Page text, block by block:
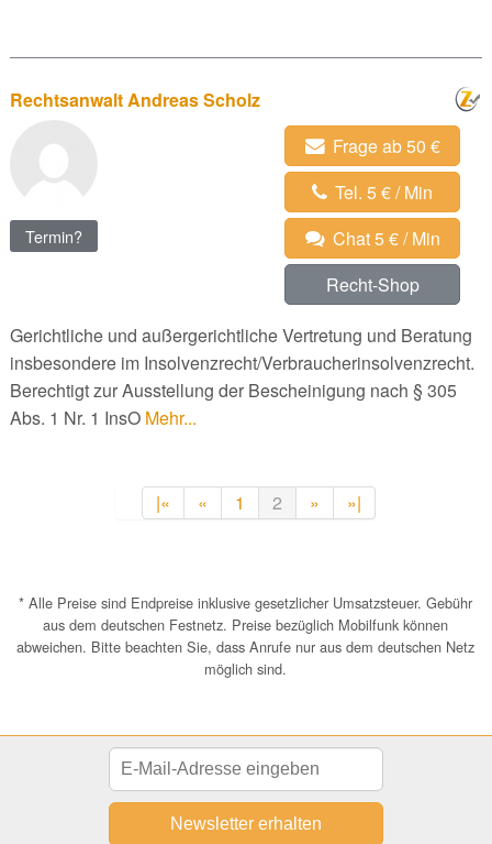
Rechtsanwalt Andreas Scholz
Termin?
Frage ab 50 €
Tel. 5 € / Min
Chat 5 € / Min
Recht-Shop
Gerichtliche und außergerichtliche Vertretung und Beratung
insbesondere im Insolvenzrecht/Verbraucherinsolvenzrecht.
Berechtigt zur Ausstellung der Bescheinigung nach § 305
Abs. 1 Nr. 1 InsO Mehr...
|« « 1 2 » »|
* Alle Preise sind Endpreise inklusive gesetzlicher Umsatzsteuer. Gebühr
aus dem deutschen Festnetz. Preise bezüglich Mobilfunk können
abweichen. Bitte beachten Sie, dass Anrufe nur aus dem deutschen Netz
möglich sind.